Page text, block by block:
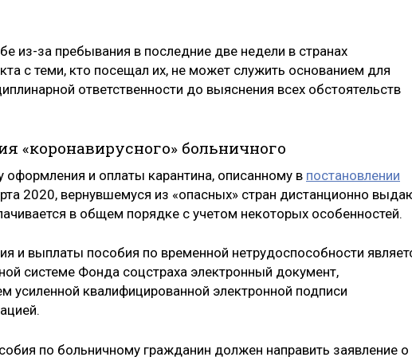
из-за пребывания в последние две недели в странах
с теми, кто посещал их, не может служить основанием для
ответственности до выяснения всех обстоятельств
«коронавирусного» больничного
и оплаты карантина, описанному в постановлении
2020, вернувшемуся из «опасных» стран дистанционно
в общем порядке с учетом некоторых особенностей.
и выплаты пособия по временной нетрудоспособности
системе Фонда соцстраха электронный документ,
усиленной квалифицированной электронной подписи
по больничному гражданин должен направить заявление о